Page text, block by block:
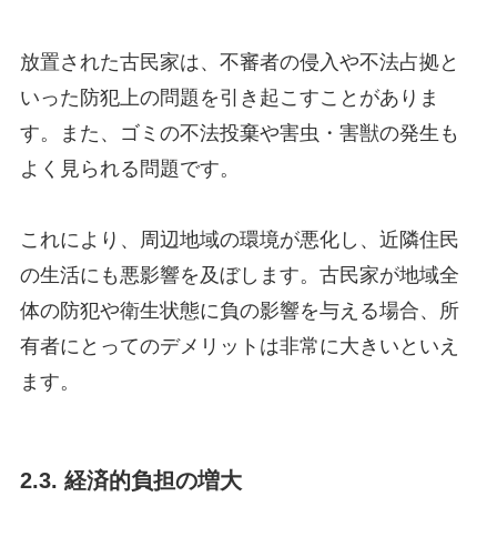
放置された古民家は、不審者の侵入や不法占拠と
いった防犯上の問題を引き起こすことがありま
す。また、ゴミの不法投棄や害虫・害獣の発生も
よく見られる問題です。
これにより、周辺地域の環境が悪化し、近隣住民
の生活にも悪影響を及ぼします。古民家が地域全
体の防犯や衛生状態に負の影響を与える場合、所
有者にとってのデメリットは非常に大きいといえ
ます。
2.3. 経済的負担の増大